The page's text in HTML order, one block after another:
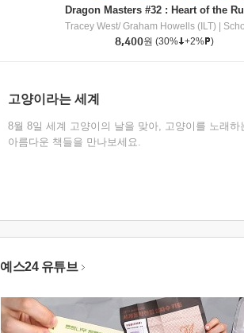
Tracey West/ Graham Howells (ILT)
8,400원 (30% +2% )
고양이라는 세계
8월 8일 세계 고양이의 날을 맞아, 고양이를 노래하
아름다운 책들을 만나보세요.
예스24 유튜브